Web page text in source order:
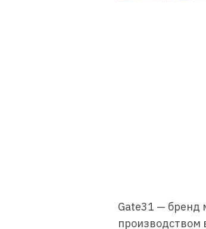
Gate31 — бренд
производством